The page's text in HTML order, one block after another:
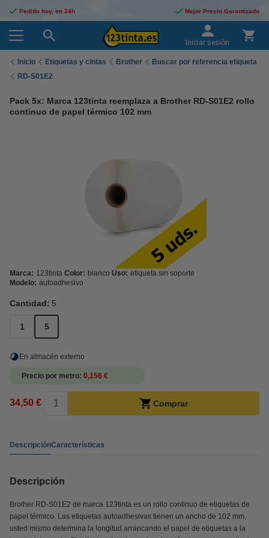
Pedido hoy, en 24h Mejor Precio Garantizado
Iniciar sesión
Inicio Etiquetas y cintas Brother
Buscar por referencia etiqueta
RD-S01E2
Pack 5x: Marca 123tinta reemplaza a Brother RD-S01E2 rollo
continuo de papel térmico 102 mm
Marca: 123tinta Color: blanco Uso: etiqueta sin soporte
Modelo: autoadhesivo
Cantidad: 5
1 5
En almacén externo
Precio por metro 0,156 €
34,50 € Comprar
DescripciónCaracterísticas
Descripción
Brother RD-S01E2 de marca 123tinta es un rollo continuo de etiquetas de
papel térmico. Las etiquetas autoadhesivas tienen un ancho de 102 mm,
usted mismo determina la longitud arrancando el papel de etiquetas a la